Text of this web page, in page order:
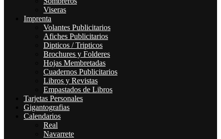
Viseras
Imprenta
Volantes Publicitarios
Afiches Publicitarios
Dipticos / Tripticos
Brochures y Folderes
Hojas Membretadas
Cuadernos Publicitarios
Libros y Revistas
Empastados de Libros
Tarjetas Personales
Gigantografias
Calendarios
Real
Navarrete